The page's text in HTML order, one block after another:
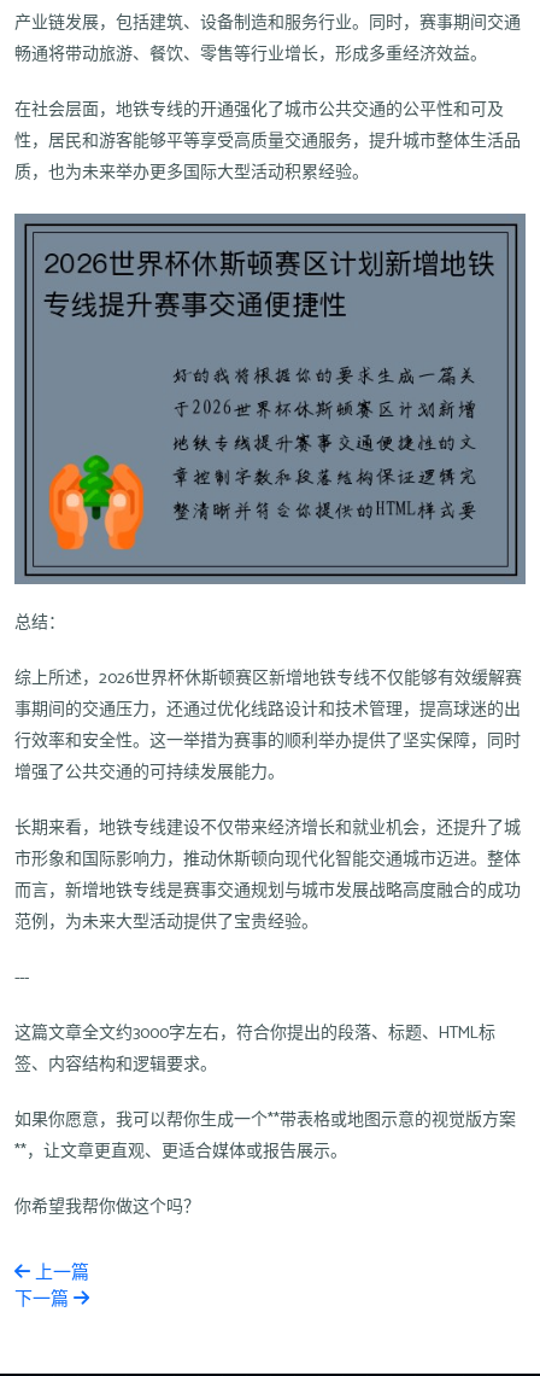
产业链发展，包括建筑、设备制造和服务行业。同时，赛事期间交通
畅通将带动旅游、餐饮、零售等行业增长，形成多重经济效益。
在社会层面，地铁专线的开通强化了城市公共交通的公平性和可及
性，居民和游客能够平等享受高质量交通服务，提升城市整体生活品
质，也为未来举办更多国际大型活动积累经验。
总结：
综上所述，2026世界杯休斯顿赛区新增地铁专线不仅能够有效缓解赛
事期间的交通压力，还通过优化线路设计和技术管理，提高球迷的出
行效率和安全性。这一举措为赛事的顺利举办提供了坚实保障，同时
增强了公共交通的可持续发展能力。
长期来看，地铁专线建设不仅带来经济增长和就业机会，还提升了城
市形象和国际影响力，推动休斯顿向现代化智能交通城市迈进。整体
而言，新增地铁专线是赛事交通规划与城市发展战略高度融合的成功
范例，为未来大型活动提供了宝贵经验。
---
这篇文章全文约3000字左右，符合你提出的段落、标题、HTML标
签、内容结构和逻辑要求。
如果你愿意，我可以帮你生成一个**带表格或地图示意的视觉版方案
**，让文章更直观、更适合媒体或报告展示。
你希望我帮你做这个吗？
上一篇
下一篇